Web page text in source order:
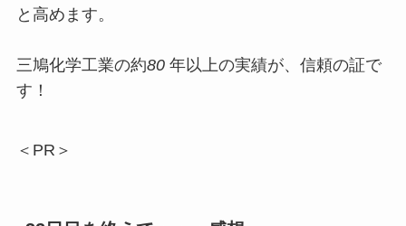
と高めます。
三鳩化学工業の約80 年以上の実績が、信頼の証で
す！
＜PR＞